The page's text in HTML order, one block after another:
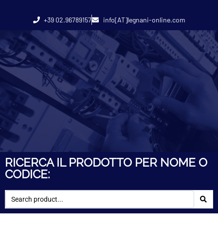
+39 02.96789157 info[AT]legnani-online.com
RICERCA IL PRODOTTO PER NOME O
CODICE: